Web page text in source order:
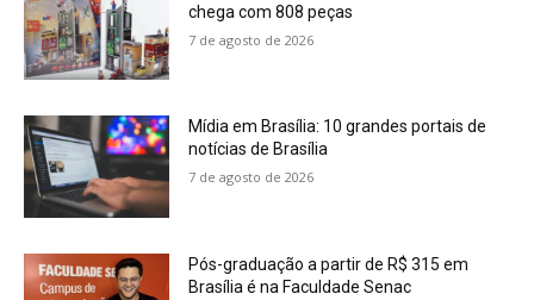
chega com 808 peças
7 de agosto de 2026
Mídia em Brasília: 10 grandes portais de
notícias de Brasília
7 de agosto de 2026
Pós-graduação a partir de R$ 315 em
Brasília é na Faculdade Senac